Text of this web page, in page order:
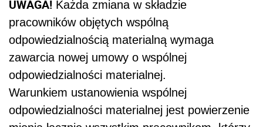
UWAGA! Każda zmiana w składzie
pracowników objętych wspólną
odpowiedzialnością materialną wymaga
zawarcia nowej umowy o wspólnej
odpowiedzialności materialnej.
Warunkiem ustanowienia wspólnej
odpowiedzialności materialnej jest powierzenie